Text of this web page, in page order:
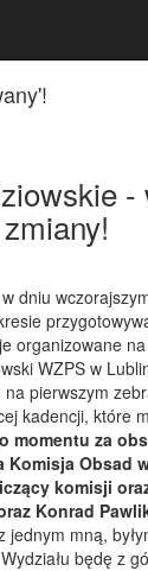
-
dniu
organizowane
WZPS w
pierwszym
kadencji, które
momentu za
Obsad
komisji
Konrad
jednym mną,
będę z